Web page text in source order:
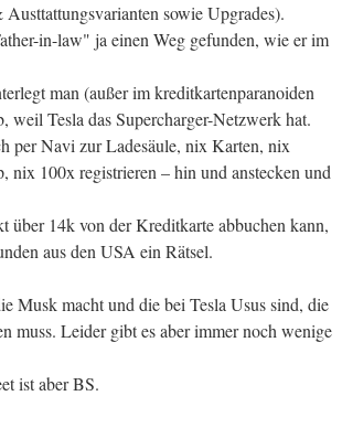
Austtattungsvarianten sowie Upgrades).
in-law" ja einen Weg gefunden, wie er im
man (außer im kreditkartenparanoiden
weil Tesla das Supercharger-Netzwerk hat.
per Navi zur Ladesäule, nix Karten, nix
nix 100x registrieren – hin und anstecken und
über 14k von der Kreditkarte abbuchen kann,
aus den USA ein Rätsel.
Musk macht und die bei Tesla Usus sind, die
muss. Leider gibt es aber immer noch wenige
ist aber BS.